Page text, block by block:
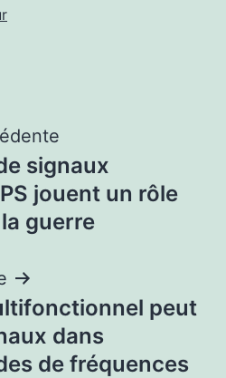
signaux
jouent un rôle
guerre
peut
dans
de fréquences